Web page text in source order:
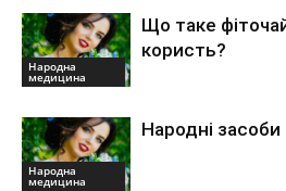
Народна
медицина
Що таке
користь?
Народна
медицина
Народні засоби